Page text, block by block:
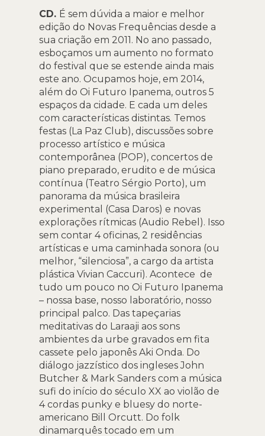
CD. É sem dúvida a maior e melhor
edição do Novas Frequências desde a
sua criação em 2011. No ano passado,
esboçamos um aumento no formato
do festival que se estende ainda mais
este ano. Ocupamos hoje, em 2014,
além do Oi Futuro Ipanema, outros 5
espaços da cidade. E cada um deles
com características distintas. Temos
festas (La Paz Club), discussões sobre
processo artístico e música
contemporânea (POP), concertos de
piano preparado, erudito e de música
contínua (Teatro Sérgio Porto), um
panorama da música brasileira
experimental (Casa Daros) e novas
explorações rítmicas (Audio Rebel). Isso
sem contar 4 oficinas, 2 residências
artísticas e uma caminhada sonora (ou
melhor, “silenciosa”, a cargo da artista
plástica Vivian Caccuri). Acontece de
tudo um pouco no Oi Futuro Ipanema
– nossa base, nosso laboratório, nosso
principal palco. Das tapeçarias
meditativas do Laraaji aos sons
ambientes da urbe gravados em fita
cassete pelo japonês Aki Onda. Do
diálogo jazzístico dos ingleses John
Butcher & Mark Sanders com a música
sufi do início do século XX ao violão de
4 cordas punky e bluesy do norte-
americano Bill Orcutt. Do folk
dinamarquês tocado em um